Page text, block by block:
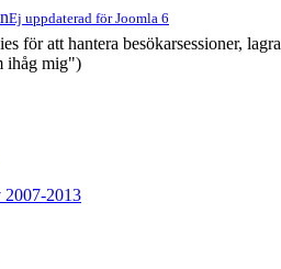
Ej uppdaterad för Joomla 6
2007-2013
för att hantera besökarsessioner, lagra
ihåg mig")